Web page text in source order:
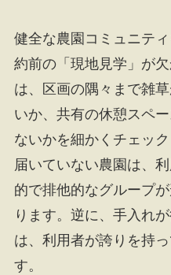
健全な農園コミュニテ
約前の「現地見学」が
は、区画の隅々まで雑
いか、共有の休憩スペ
ないかを細かくチェッ
届いていない農園は、
的で排他的なグループ
ります。逆に、手入れ
は、利用者が誇りを持
す。